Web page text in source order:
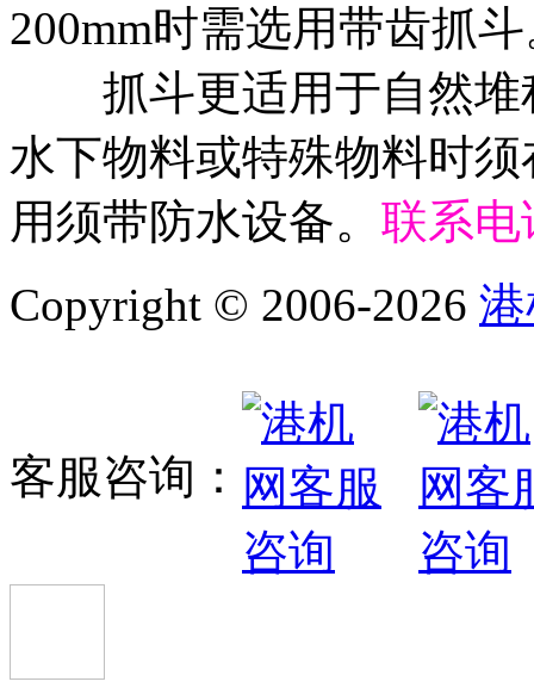
200mm时需选用带齿抓
抓斗更适用于自然堆
水下物料或特殊物料时
用须带防水设备。 联系电
Copyright © 2006-2026
客服咨询：